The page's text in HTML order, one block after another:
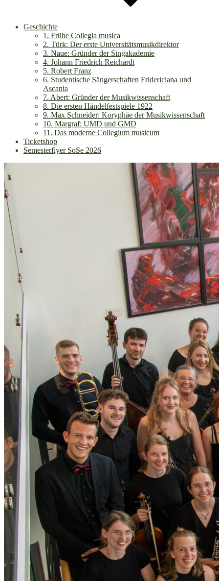
Geschichte
1. Frühe Collegia musica
2. Türk: Der erste Universitätsmusikdirektor
3. Naue: Gründer der Singakademie
4. Johann Friedrich Reichardt
5. Robert Franz
6. Studentische Sängerschaften Fridericiana und
Ascania
7. Abert: Gründer der Musikwissenschaft
8. Die ersten Händelfestspiele 1922
9. Max Schneider: Koryphäe der Musikwissenschaft
10. Margraf: UMD und GMD
11. Das moderne Collegium musicum
Ticketshop
Semesterflyer SoSe 2026